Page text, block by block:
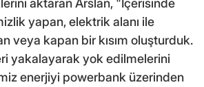
aktaran Arslan, "İçerisinde
yapan, elektrik alanı ile
veya kapan bir kısım oluşturduk.
yakalayarak yok edilmelerini
enerjiyi powerbank üzerinden